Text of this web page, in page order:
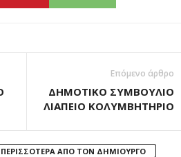
Επόμενο άρθρο
ΔΗΜΟΤΙΚΟ ΣΥΜΒΟΥΛΙΟ
ΛΙΑΠΕΙΟ ΚΟΛΥΜΒΗΤΗΡΙΟ
ΠΕΡΙΣΣΟΤΕΡΑ ΑΠΟ ΤΟΝ ΔΗΜΙΟΥΡΓΟ